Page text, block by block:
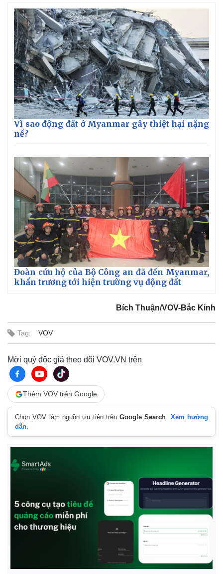
Vì sao động đất ở Myanmar gây thiệt hại nặng
nề?
Đoàn cứu hộ của Bộ Công an đã đến Myanmar,
khẩn trương tới hiện trường vụ động đất
Bích Thuận/VOV-Bắc Kinh
Tag: VOV
Mời quý độc giả theo dõi VOV.VN trên
Thêm VOV trên Google
Chọn VOV làm nguồn ưu tiên trênGoogle Search. Xem hướng
dẫn.